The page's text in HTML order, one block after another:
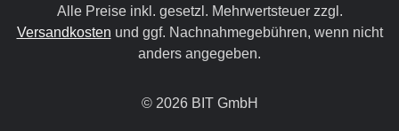
Alle Preise inkl. gesetzl. Mehrwertsteuer zzgl.
Versandkosten und ggf. Nachnahmegebühren, wenn nicht
anders angegeben.
© 2026 BIT GmbH